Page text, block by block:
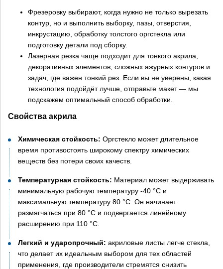
Фрезеровку выбирают, когда нужно не только вырезать
контур, но и выполнить выборку, пазы, отверстия,
инкрустацию, обработку толстого оргстекла или
подготовку детали под сборку.
Лазерная резка чаще подходит для тонкого акрила,
декоративных элементов, сложных ажурных контуров и
задач, где важен тонкий рез. Если вы не уверены, какая
технология подойдёт лучше, отправьте макет — мы
подскажем оптимальный способ обработки.
Свойства акрила
Химическая стойкость: Оргстекло может длительное
время противостоять широкому спектру химических
веществ без потери своих качеств.
Температурная стойкость: Материал может выдерживать
минимальную рабочую температуру -40 °C и
максимальную температуру 80 °C. Он начинает
размягчаться при 80 °C и подвергается линейному
расширению при 110 °C.
Легкий и ударопрочный: акриловые листы легче стекла,
что делает их идеальным выбором для тех областей
применения, где производители стремятся снизить